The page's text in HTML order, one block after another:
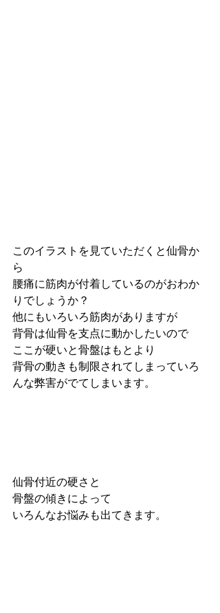
このイラストを見ていただくと仙骨か
ら
腰痛に筋肉が付着しているのがおわか
りでしょうか？
他にもいろいろ筋肉がありますが
背骨は仙骨を支点に動かしたいので
ここが硬いと骨盤はもとより
背骨の動きも制限されてしまっていろ
んな弊害がでてしまいます。
仙骨付近の硬さと
骨盤の傾きによって
いろんなお悩みも出てきます。